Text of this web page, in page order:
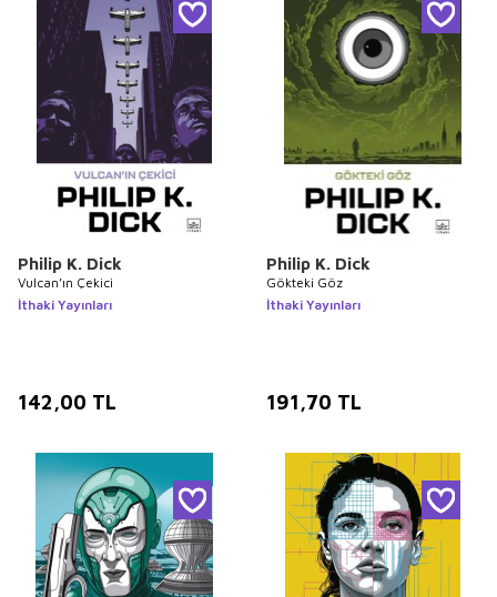
Philip K. Dick
Vulcan’ın Çekici
İthaki Yayınları
142,00 TL
Philip K. Dick
Gökteki Göz
İthaki Yayınları
191,70 TL